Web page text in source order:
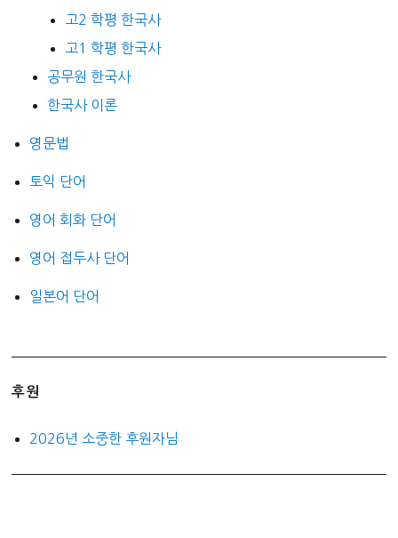
고2 학평 한국사
고1 학평 한국사
공무원 한국사
한국사 이론
영문법
토익 단어
영어 회화 단어
영어 접두사 단어
일본어 단어
후원
2026년 소중한 후원자님